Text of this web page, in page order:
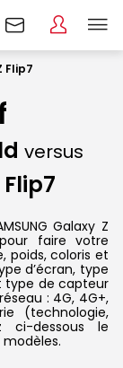
Flip7
versus
Galaxy Z
faire votre
poids, coloris et
d’écran, type
type de capteur
: 4G, 4G+,
(technologie,
ci-dessous le